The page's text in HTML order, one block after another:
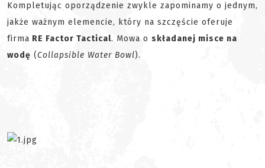
Kompletując oporządzenie zwykle zapominamy o jednym,
jakże ważnym elemencie, który na szczęście oferuje
firma RE Factor Tactical. Mowa o składanej misce na
wodę (Collapsible Water Bowl).